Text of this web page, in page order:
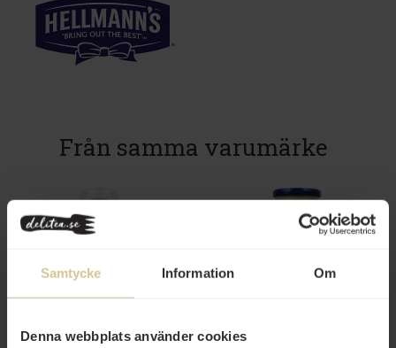
Samtycke Information Om
Denna webbplats använder cookies
Från samma varumärke
28 kr
Hellmann's Ranch Sås 245ml
Hellmann's Real Mayonnaise